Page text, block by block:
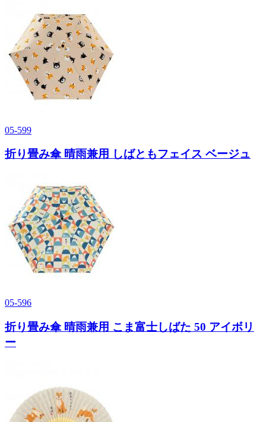
05-599
折り畳み傘 晴雨兼用 しばともフェイス ベージュ
05-596
折り畳み傘 晴雨兼用 こま富士しばた 50 アイボリ
ー